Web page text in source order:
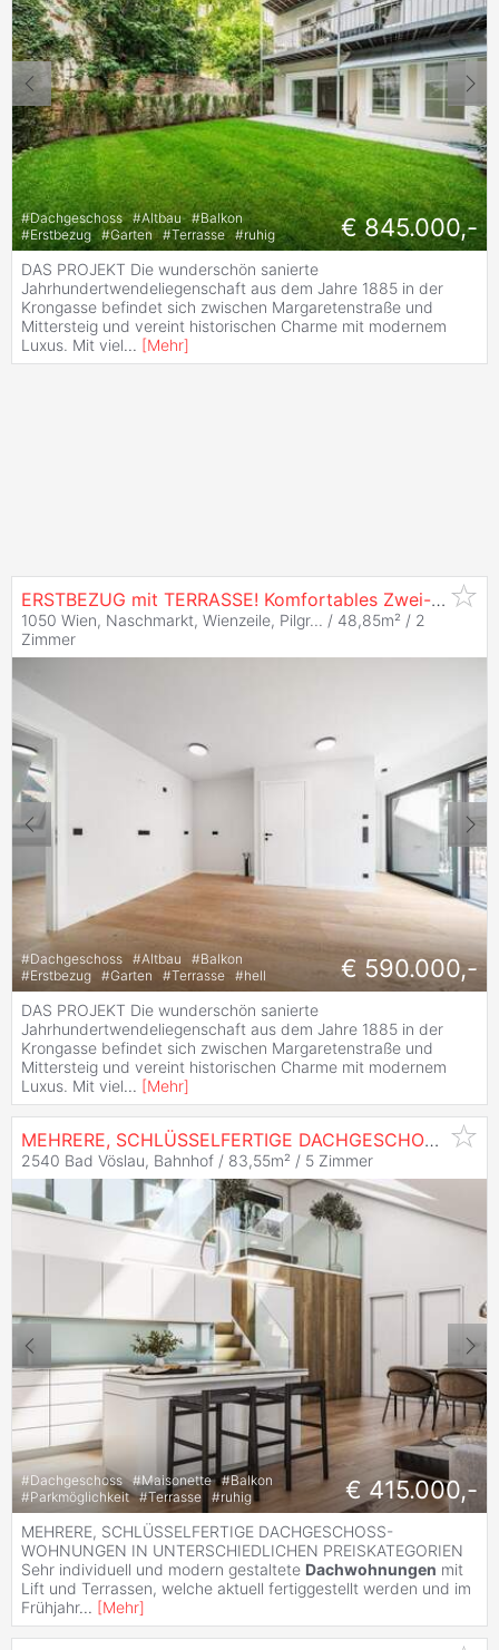
#Dachgeschoss #Altbau #Balkon
#Erstbezug #Garten #Terrasse #ruhig € 845.000,-
DAS PROJEKT Die wunderschön sanierte
Jahrhundertwendeliegenschaft aus dem Jahre 1885 in der
Krongasse befindet sich zwischen Margaretenstraße und
Mittersteig und vereint historischen Charme mit modernem
Luxus. Mit viel... [Mehr]
ERSTBEZUG mit TERRASSE! Komfortables Zwei-Zimmer-Dachgeschoß nächst Mittersteig und Margaretenplatz!
1050 Wien, Naschmarkt, Wienzeile, Pilgr... / 48,85m² / 2
Zimmer
#Dachgeschoss #Altbau #Balkon
#Erstbezug #Garten #Terrasse #hell € 590.000,-
DAS PROJEKT Die wunderschön sanierte
Jahrhundertwendeliegenschaft aus dem Jahre 1885 in der
Krongasse befindet sich zwischen Margaretenstraße und
Mittersteig und vereint historischen Charme mit modernem
Luxus. Mit viel... [Mehr]
MEHRERE, SCHLÜSSELFERTIGE DACHGESCHOSS-WOHNUNGEN MIT EXZELLENTER ANBINDUNG IM TRADITIONSKURORT BAD VÖSLAU
2540 Bad Vöslau, Bahnhof / 83,55m² / 5 Zimmer
#Dachgeschoss #Maisonette #Balkon
#Parkmöglichkeit #Terrasse #ruhig € 415.000,-
MEHRERE, SCHLÜSSELFERTIGE DACHGESCHOSS-
WOHNUNGEN IN UNTERSCHIEDLICHEN PREISKATEGORIEN
Sehr individuell und modern gestaltete Dachwohnungen mit
Lift und Terrassen, welche aktuell fertiggestellt werden und im
Frühjahr... [Mehr]